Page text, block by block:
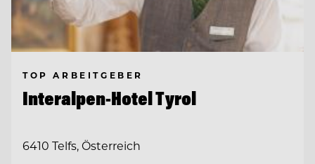
TOP ARBEITGEBER
Interalpen-Hotel Tyrol
6410 Telfs, Österreich